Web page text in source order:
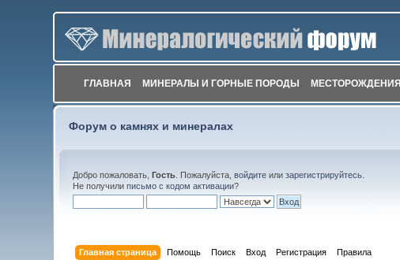
ГЛАВНАЯ МИНЕРАЛЫ И ГОРНЫЕ ПОРОДЫ МЕСТОРОЖДЕНИЯ
Форум о камнях и минералах
Добро пожаловать,Гость . Пожалуйста,войдите илизарегистрируйтесь
Не получилиписьмо с кодом активации?
Главная страница Помощь Поиск Вход Регистрация Правила